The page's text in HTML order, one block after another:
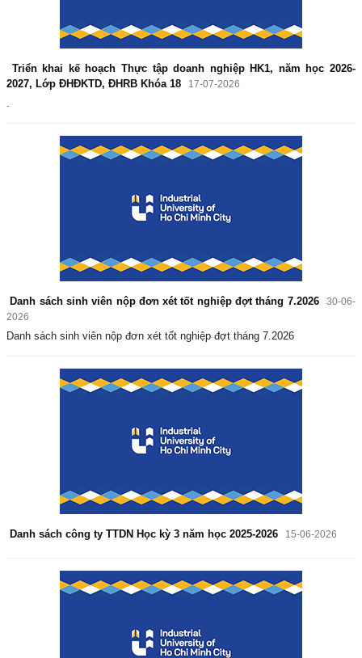
Triển khai kế hoạch Thực tập doanh nghiệp HK1, năm học 2026-
2027, Lớp ĐHĐKTD, ĐHRB Khóa 18
17-07-2026
Danh sách sinh viên nộp đơn xét tốt nghiệp đợt tháng 7.2026
30-06-
2026
Danh sách sinh viên nộp đơn xét tốt nghiệp đợt tháng 7.2026
Danh sách công ty TTDN Học kỳ 3 năm học 2025-2026 15-06-2026